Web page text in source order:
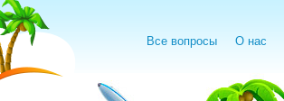
Все вопросы О нас